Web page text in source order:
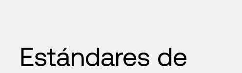
Estándares de